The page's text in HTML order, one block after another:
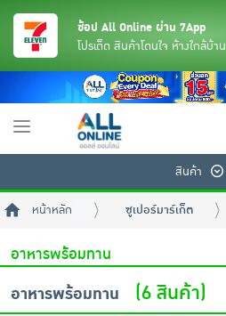
ช้อป All Online ผ่าน 7App
โปรเด็ด สินค้าโดนใจ ห้างใกล้บ้าน
Toggle
สินค้า
หน้าหลัก ซูเปอร์มาร์เก็ต
อาหารพร้อมทาน
อาหารพร้อมทาน (6 สินค้า)